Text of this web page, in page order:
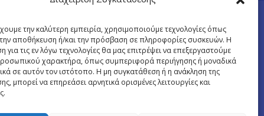
την καλύτερη εμπειρία, χρησιμοποιούμε τεχνολογίες όπως
αποθήκευση ή/και την πρόσβαση σε πληροφορίες συσκευών. Η
για τις εν λόγω τεχνολογίες θα μας επιτρέψει να επεξεργαστούμε
χαρακτήρα, όπως συμπεριφορά περιήγησης ή μοναδικά
σε αυτόν τον ιστότοπο. Η μη συγκατάθεση ή η ανάκληση της
μπορεί να επηρεάσει αρνητικά ορισμένες λειτουργίες και